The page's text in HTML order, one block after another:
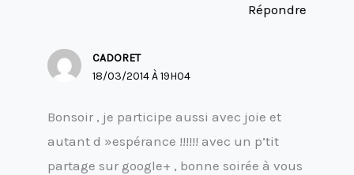
Répondre
CADORET
18/03/2014 À 19H04
Bonsoir , je participe aussi avec joie et
autant d »espérance !!!!!! avec un p’tit
partage sur google+ , bonne soirée à vous